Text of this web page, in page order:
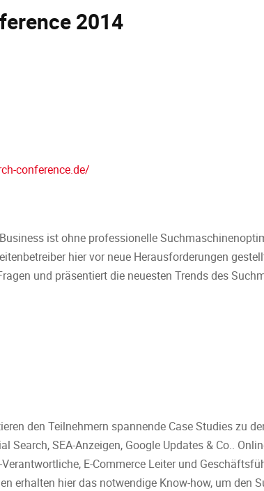
2014
conference.de/
ist ohne professionelle
hier vor neue Herausforderungen
und präsentiert die neuesten Trends des
den Teilnehmern spannende Case Studies zu
Search, SEA-Anzeigen, Google Updates & Co..
E-Commerce Leiter und
erhalten hier das notwendige Know-how, um den